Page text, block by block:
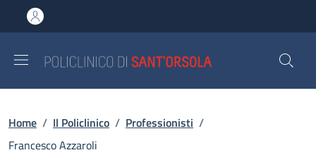
al contenuto principale
to footer content
Briciole di pane
Home / Il Policlinico / Professionisti /
Francesco Azzaroli